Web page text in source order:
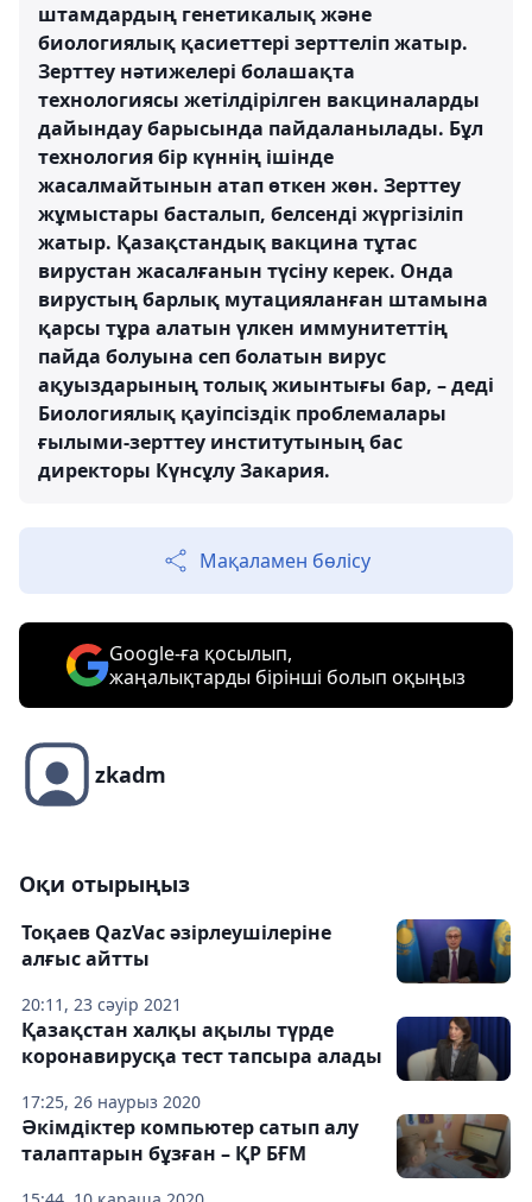
штамдардың генетикалық және
биологиялық қасиеттері зерттеліп жатыр.
Зерттеу нәтижелері болашақта
технологиясы жетілдірілген вакциналарды
дайындау барысында пайдаланылады. Бұл
технология бір күннің ішінде
жасалмайтынын атап өткен жөн. Зерттеу
жұмыстары басталып, белсенді жүргізіліп
жатыр. Қазақстандық вакцина тұтас
вирустан жасалғанын түсіну керек. Онда
вирустың барлық мутацияланған штамына
қарсы тұра алатын үлкен иммунитеттің
пайда болуына сеп болатын вирус
ақуыздарының толық жиынтығы бар, – деді
Биологиялық қауіпсіздік проблемалары
ғылыми-зерттеу институтының бас
директоры Күнсұлу Закария.
Мақаламен бөлісу
Google-ға қосылып,
жаңалықтарды бірінші болып оқыңыз
zkadm
Оқи отырыңыз
20:11, 23 сәуір 2021
Тоқаев QazVac әзірлеушілеріне
алғыс айтты
17:25, 26 наурыз 2020
Қазақстан халқы ақылы түрде
коронавирусқа тест тапсыра алады
Әкімдіктер компьютер сатып алу
талаптарын бұзған – ҚР БҒМ